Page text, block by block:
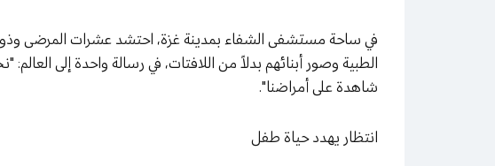
في ساحة مستشفى الشفاء بمدينة غزة، احتشد عشرات المرضى
الطبية وصور أبنائهم بدلاً من اللافتات، في رسالة واحدة إلى العالم:
شاهدة على أمراضنا".
انتظار يهدد حياة طفل